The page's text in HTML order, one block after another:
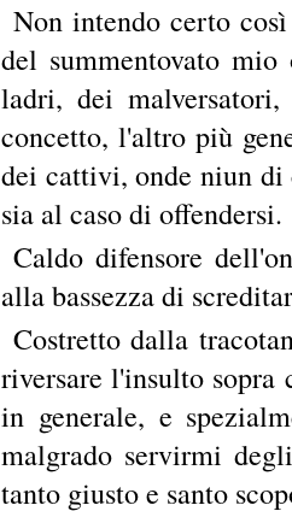
Non intendo certo
del summentovato
ladri, dei
concetto, l'altro più
dei cattivi, onde niun di
sia al caso di offendersi.
Caldo difensore
alla bassezza di
Costretto dalla
riversare l'insulto sopra
in generale, e
malgrado servirmi
tanto giusto e santo